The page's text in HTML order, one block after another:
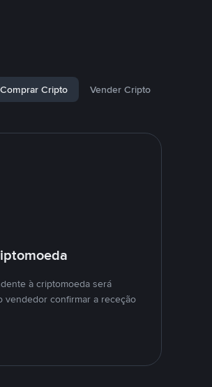
Comprar Cripto Vender Cripto
à criptomoeda será
vendedor confirmar a receção